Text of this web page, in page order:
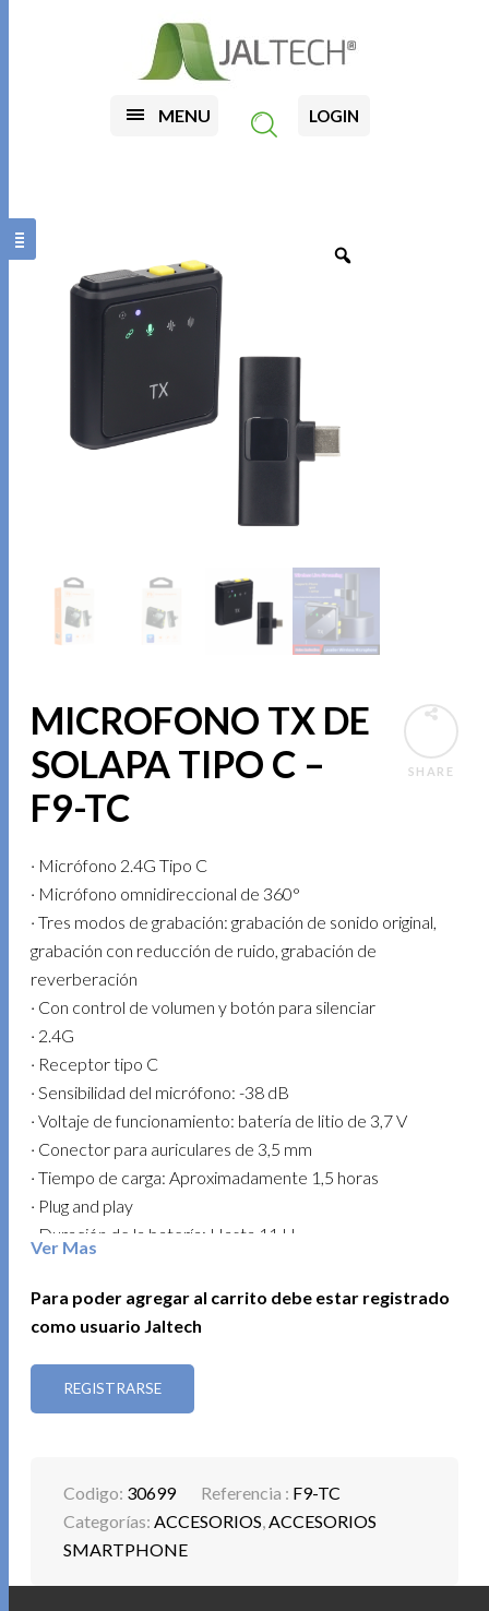
MENU LOGIN
SHARE
MICROFONO TX DE
SOLAPA TIPO C –
F9-TC
· Micrófono 2.4G Tipo C
· Micrófono omnidireccional de 360°
· Tres modos de grabación: grabación de sonido original,
grabación con reducción de ruido, grabación de
reverberación
· Con control de volumen y botón para silenciar
· 2.4G
· Receptor tipo C
· Sensibilidad del micrófono: -38 dB
· Voltaje de funcionamiento: batería de litio de 3,7 V
· Conector para auriculares de 3,5 mm
· Tiempo de carga: Aproximadamente 1,5 horas
· Plug and play
· Duración de la batería: Hasta 11 H
· Compatible con dispositivos móviles: Smartphones,
Tablets…
Ver Mas
Para poder agregar al carrito debe estar registrado
como usuario Jaltech
REGISTRARSE
Codigo: 30699 Referencia : F9-TC
Categorías:ACCESORIOS,ACCESORIOS
SMARTPHONE